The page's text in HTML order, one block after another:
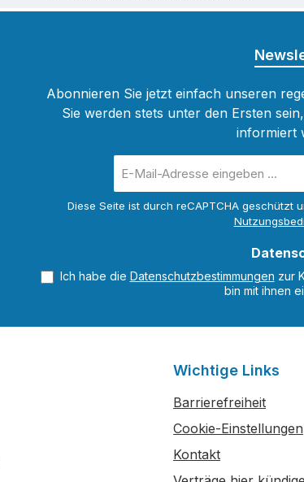
Abonnieren Sie jetzt einfach unseren
Sie werden stets unter den Ersten
informiert
Mail-
Diese Seite ist durch reCAPTCHA geschützt
Ich habe die Datenschutzbestimmungen zur
bin mit ihnen
Wichtige Links
Barrierefreiheit
Cookie-Einstellungen
Kontakt